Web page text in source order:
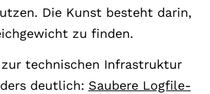
Die Kunst besteht darin,
zu finden.
zur technischen Infrastruktur
deutlich: Saubere Logfile-